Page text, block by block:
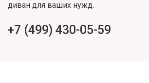
диван для ваших нужд.
+7 (499) 430-05-59